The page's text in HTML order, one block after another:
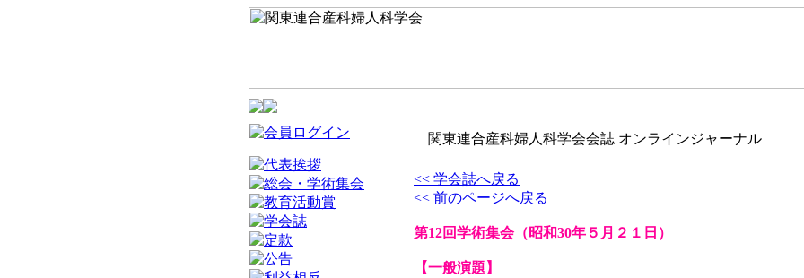
関東連合産科婦人科学会会誌 オンラインジャーナル
<< 学会誌へ戻る
<< 前のページへ戻る
第12回学術集会（昭和30年５月２１日）
【一般演題】